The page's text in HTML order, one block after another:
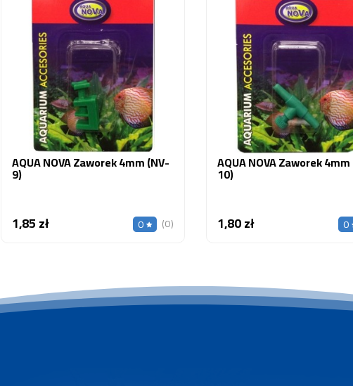
AQUA NOVA Zaworek 4mm (NV-
9)
1,85 złCena 0 (0)
AQUA NOVA Zaworek
10)
1,80 złCena 0